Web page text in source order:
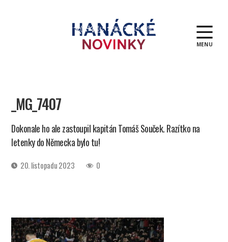
MENU
_MG_7407
Dokonale ho ale zastoupil kapitán Tomáš Souček. Razítko na
letenky do Německa bylo tu!
Datum20. listopadu 2023 0